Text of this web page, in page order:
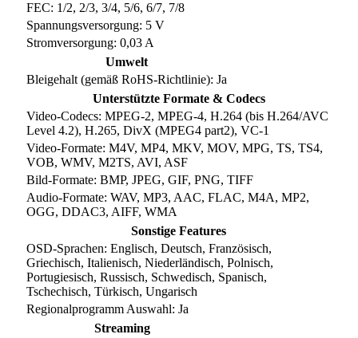
FEC: 1/2, 2/3, 3/4, 5/6, 6/7, 7/8
Spannungsversorgung: 5 V
Stromversorgung: 0,03 A
Umwelt
Bleigehalt (gemäß RoHS-Richtlinie): Ja
Unterstützte Formate & Codecs
Video-Codecs: MPEG-2, MPEG-4, H.264 (bis H.264/AVC
Level 4.2), H.265, DivX (MPEG4 part2), VC-1
Video-Formate: M4V, MP4, MKV, MOV, MPG, TS, TS4,
VOB, WMV, M2TS, AVI, ASF
Bild-Formate: BMP, JPEG, GIF, PNG, TIFF
Audio-Formate: WAV, MP3, AAC, FLAC, M4A, MP2,
OGG, DDAC3, AIFF, WMA
Sonstige Features
OSD-Sprachen: Englisch, Deutsch, Französisch,
Griechisch, Italienisch, Niederländisch, Polnisch,
Portugiesisch, Russisch, Schwedisch, Spanisch,
Tschechisch, Türkisch, Ungarisch
Regionalprogramm Auswahl: Ja
Streaming